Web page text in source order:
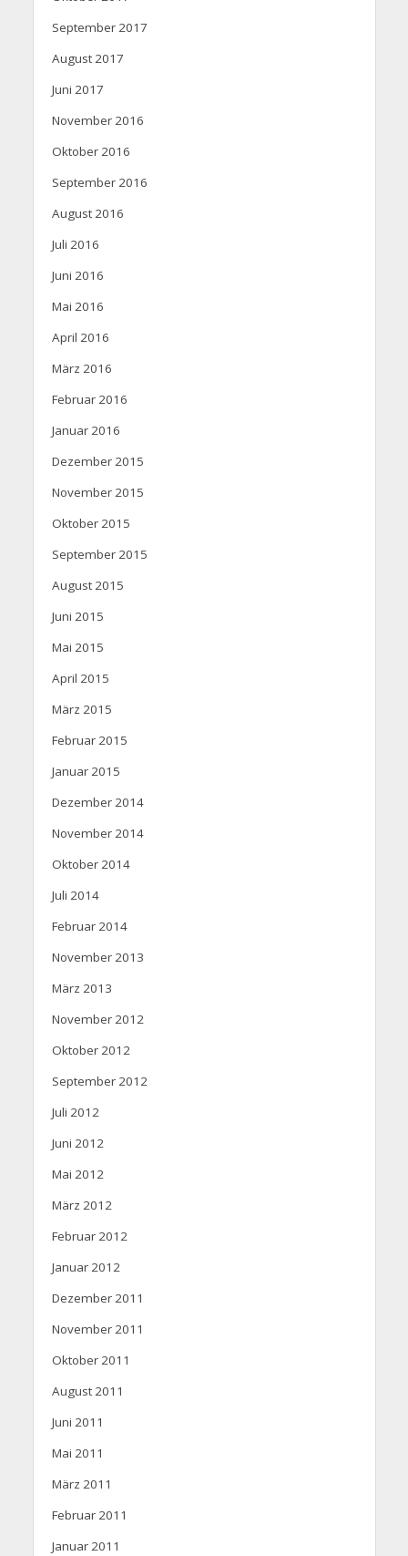
September 2017
August 2017
Juni 2017
November 2016
Oktober 2016
September 2016
August 2016
Juli 2016
Juni 2016
Mai 2016
April 2016
März 2016
Februar 2016
Januar 2016
Dezember 2015
November 2015
Oktober 2015
September 2015
August 2015
Juni 2015
Mai 2015
April 2015
März 2015
Februar 2015
Januar 2015
Dezember 2014
November 2014
Oktober 2014
Juli 2014
Februar 2014
November 2013
März 2013
November 2012
Oktober 2012
September 2012
Juli 2012
Juni 2012
Mai 2012
März 2012
Februar 2012
Januar 2012
Dezember 2011
November 2011
Oktober 2011
August 2011
Juni 2011
Mai 2011
März 2011
Februar 2011
Januar 2011